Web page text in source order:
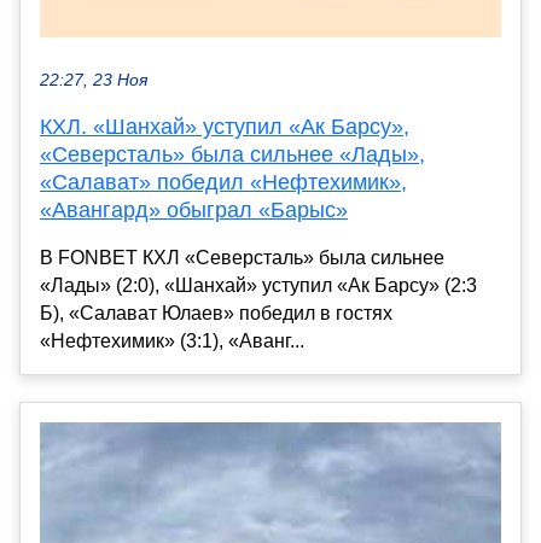
22:27, 23 Ноя
КХЛ. «Шанхай» уступил «Ак Барсу»,
«Северсталь» была сильнее «Лады»,
«Салават» победил «Нефтехимик»,
«Авангард» обыграл «Барыс»
В FONBET КХЛ «Северсталь» была сильнее
«Лады» (2:0), «Шанхай» уступил «Ак Барсу» (2:3
Б), «Салават Юлаев» победил в гостях
«Нефтехимик» (3:1), «Аванг...